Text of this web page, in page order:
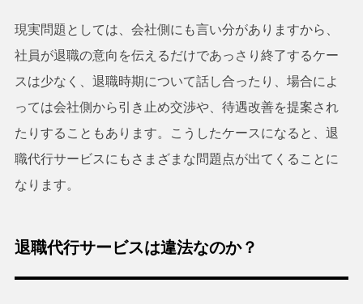
現実問題としては、会社側にも言い分がありますから、
社員が退職の意向を伝えるだけであっさり終了するケー
スは少なく、退職時期について話し合ったり、場合によ
っては会社側から引き止め交渉や、待遇改善を提案され
たりすることもあります。こうしたケースになると、退
職代行サービスにもさまざまな問題点が出てくることに
なります。
退職代行サービスは違法なのか？